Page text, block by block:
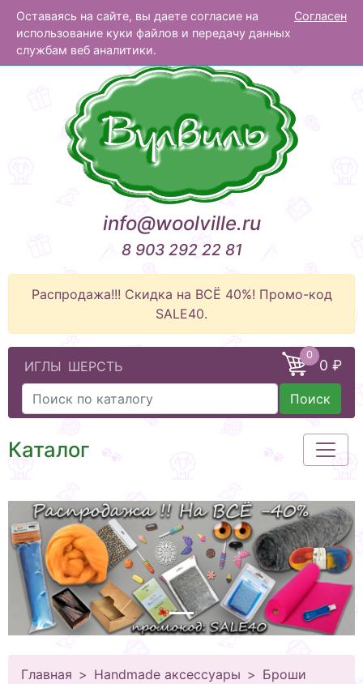
Оставаясь на сайте, вы даете согласие на
использование куки файлов и передачу данных
службам веб аналитики.
Согласен
Вулвиль
info@woolville.ru
8 903 292 22 81
Распродажа!!! Скидка на ВСЁ 40%! Промо-код
SALE40.
ИГЛЫ ШЕРСТЬ
0
0 ₽
Поиск
Каталог
Главная Handmade аксессуары
Броши